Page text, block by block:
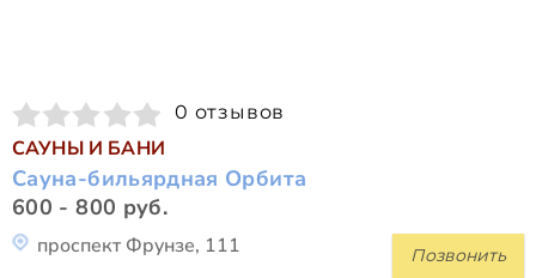
0 отзывов
САУНЫ И БАНИ
Сауна-бильярдная Орбита
600 - 800 руб.
Позвонить
проспект Фрунзе, 111